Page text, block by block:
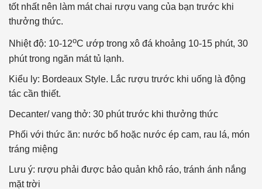
tốt nhất nên làm mát chai rượu vang của bạn trước khi
thưởng thức.
Nhiệt độ: 10-12oC ướp trong xô đá khoảng 10-15 phút, 30
phút trong ngăn mát tủ lạnh.
Kiểu ly: Bordeaux Style. Lắc rượu trước khi uống là động
tác cần thiết.
Decanter/ vang thở: 30 phút trước khi thưởng thức
Phối với thức ăn: nước bổ hoặc nước ép cam, rau lá, món
tráng miệng
Lưu ý: rượu phải được bảo quản khô ráo, tránh ánh nắng
mặt trời